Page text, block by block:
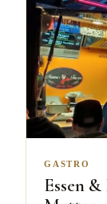
GASTRO
Essen